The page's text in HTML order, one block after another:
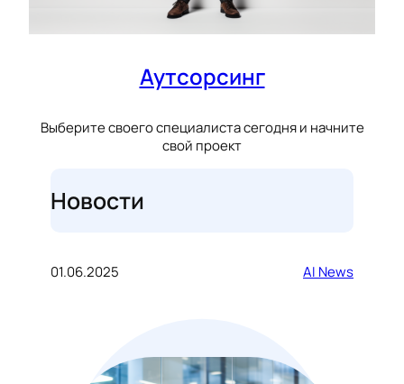
Аутсорсинг
Выберите своего специалиста сегодня и начните
свой проект
Новости
01.06.2025 AI News